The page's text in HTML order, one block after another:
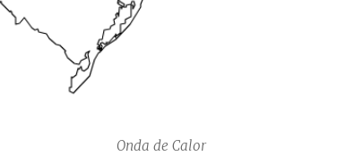
Onda de Calor